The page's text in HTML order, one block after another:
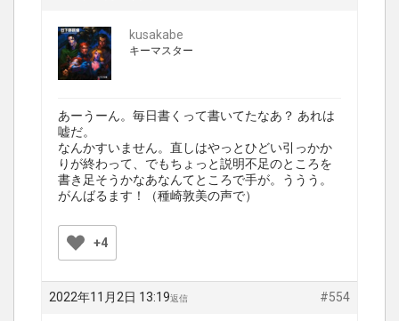
kusakabe
キーマスター
あーうーん。毎日書くって書いてたなあ？ あれは
嘘だ。
なんかすいません。直しはやっとひどい引っかか
りが終わって、でもちょっと説明不足のところを
書き足そうかなあなんてところで手が。ううう。
がんばるます！（種崎敦美の声で）
+4
2022年11月2日 13:19 #554
返信